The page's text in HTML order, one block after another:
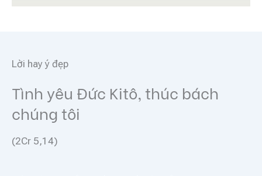
Lời hay ý đẹp
Tình yêu Đức Kitô, thúc bách
chúng tôi
(2Cr 5,14)